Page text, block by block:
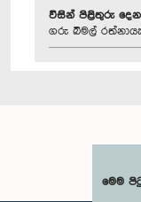
විසින් පිළිතුරු
ගරු බිමල්
මෙම